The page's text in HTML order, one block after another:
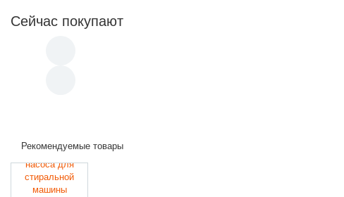
Сейчас покупают
Рекомендуемые товары